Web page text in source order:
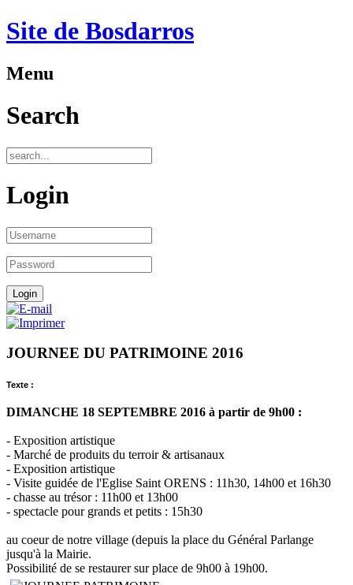
Site de Bosdarros
Menu
Search
Login
JOURNEE DU PATRIMOINE 2016
Texte :
DIMANCHE 18 SEPTEMBRE 2016 à partir de 9h00 :
- Exposition artistique
- Marché de produits du terroir & artisanaux
- Exposition artistique
- Visite guidée de l'Eglise Saint ORENS : 11h30, 14h00 et 16h30
- chasse au trésor : 11h00 et 13h00
- spectacle pour grands et petits : 15h30
au coeur de notre village (depuis la place du Général Parlange
jusqu'à la Mairie.
Possibilité de se restaurer sur place de 9h00 à 19h00.